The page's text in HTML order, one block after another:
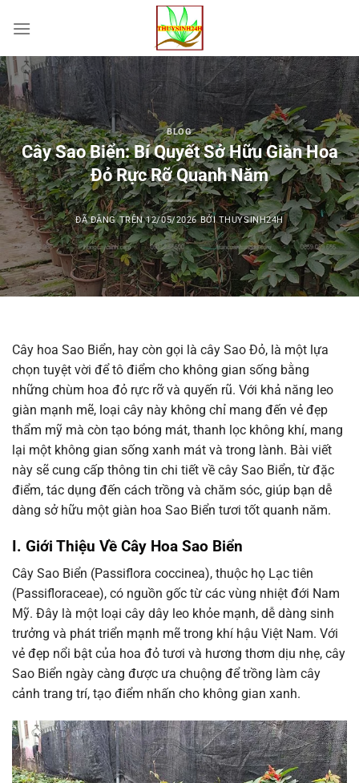
đến
dung
BLOG
Cây Sao Biển: Bí Quyết Sở Hữu Giàn Hoa
Đỏ Rực Rỡ Quanh Năm
ĐÃ ĐĂNG TRÊN12/05/2026 BỞITHUYSINH24H
Cây hoa Sao Biển, hay còn gọi là cây Sao Đỏ, là một lựa
chọn tuyệt vời để tô điểm cho không gian sống bằng
những chùm hoa đỏ rực rỡ và quyến rũ. Với khả năng leo
giàn mạnh mẽ, loại cây này không chỉ mang đến vẻ đẹp
thẩm mỹ mà còn tạo bóng mát, thanh lọc không khí, mang
lại một không gian sống xanh mát và trong lành. Bài viết
này sẽ cung cấp thông tin chi tiết về cây Sao Biển, từ đặc
điểm, tác dụng đến cách trồng và chăm sóc, giúp bạn dễ
dàng sở hữu một giàn hoa Sao Biển tươi tốt quanh năm.
I. Giới Thiệu Về Cây Hoa Sao Biển
Cây Sao Biển (Passiflora coccinea), thuộc họ Lạc tiên
(Passifloraceae), có nguồn gốc từ các vùng nhiệt đới Nam
Mỹ. Đây là một loại cây dây leo khỏe mạnh, dễ dàng sinh
trưởng và phát triển mạnh mẽ trong khí hậu Việt Nam. Với
vẻ đẹp nổi bật của hoa đỏ tươi và hương thơm dịu nhẹ, cây
Sao Biển ngày càng được ưa chuộng để trồng làm cây
cảnh trang trí, tạo điểm nhấn cho không gian xanh.